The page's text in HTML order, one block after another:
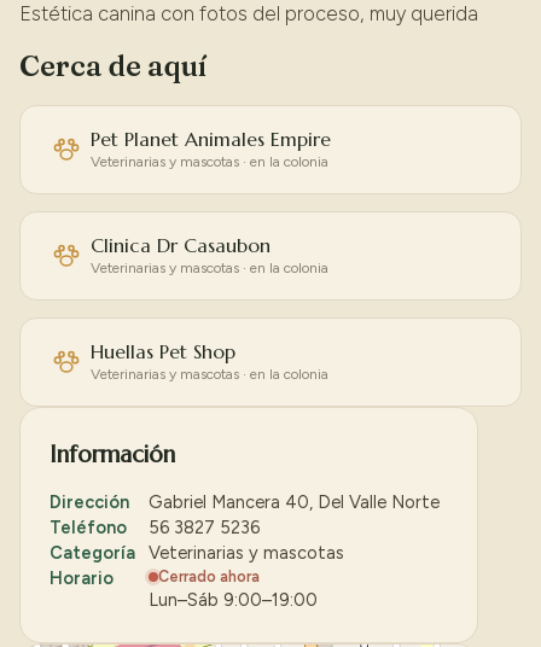
Estética canina con fotos del proceso, muy querida
Cerca de aquí
Pet Planet Animales Empire
Veterinarias y mascotas · en la colonia
Clinica Dr Casaubon
Veterinarias y mascotas · en la colonia
Huellas Pet Shop
Veterinarias y mascotas · en la colonia
Información
Dirección
Gabriel Mancera 40, Del Valle Norte
Teléfono
56 3827 5236
Categoría
Veterinarias y mascotas
Horario
Cerrado ahora
Lun–Sáb 9:00–19:00